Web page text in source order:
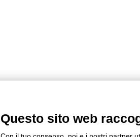
Questo sito web